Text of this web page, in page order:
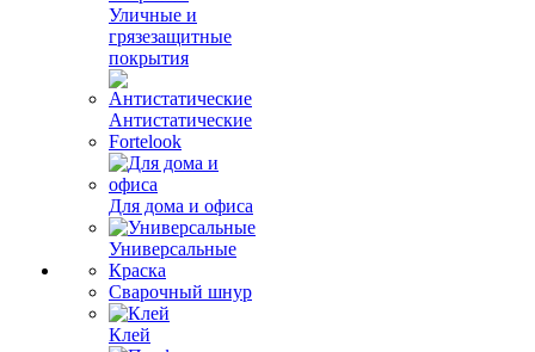
Уличные и
грязезащитные
покрытия
Антистатические
Fortelook
Для дома и офиса
Универсальные
Краска
Сварочный шнур
Клей